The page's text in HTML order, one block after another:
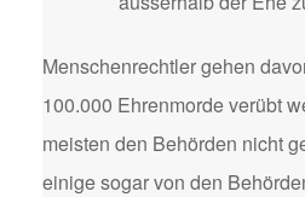
Menschenrechtler gehen
100.000 Ehrenmorde verübt
meisten den Behörden nicht
einige sogar von den